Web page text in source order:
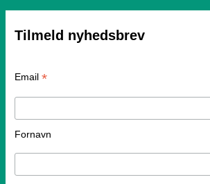
Tilmeld nyhedsbrev
Email *
Fornavn